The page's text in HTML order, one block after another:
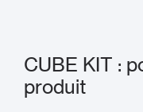
CUBE KIT :
produit